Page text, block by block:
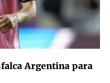
Argentina para